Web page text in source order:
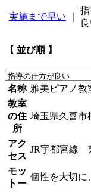
実施まで早い
【 並び順 】
名称 雅美ピアノ教
教室
の住
所
埼玉県久喜市
アク
セス
JR宇都宮線
モッ
トー
個性を大切に